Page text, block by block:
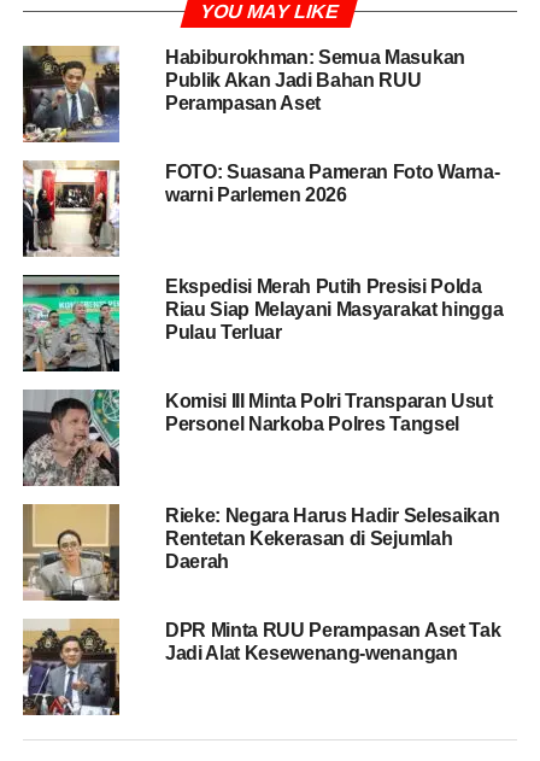
Ketua Komisi III DPR RI, Habiburokhman, menilai
penghentian sementara perkara diperlukan agar aparat
penegak hukum dapat fokus mempercepat penyelesaian
konflik agraria
melalui mekanisme kebijakan, termasuk
mendukung kerja Panitia Khusus Penyelesaian Konflik
Agraria DPR RI.
“Komisi III DPR RI meminta kepada Polri dan kejaksaan
untuk menghentikan sementara seluruh perkara tindak
kata Habiburokhman dalam keterangan yang diterima,
Selasa (19/5/2026).
BACA JUGA
DPR Tetapkan Pimpinan 13 Komisi,
PDIP Kuasai Posisi Paling Banyak
mendesak Kapolri memberi perlindungan kepada aktivis
agraria maupun masyarakat yang sedang
memperjuangkan hak atas tanah, terutama pada wilayah
“Khususnya pada kasus atau lokasi yang sedang dalam
penyelesaian, sesuai Surat Kepala Staf Kepresidenan RI
YOU MAY LIKE
Habiburokhman: Semua Masukan
Publik Akan Jadi Bahan RUU
Perampasan Aset
FOTO: Suasana Pameran Foto Warna-
warni Parlemen 2026
Ekspedisi Merah Putih Presisi Polda
Riau Siap Melayani Masyarakat hingga
Pulau Terluar
Komisi III Minta Polri Transparan Usut
Personel Narkoba Polres Tangsel
Rieke: Negara Harus Hadir Selesaikan
Rentetan Kekerasan di Sejumlah
Daerah
DPR Minta RUU Perampasan Aset Tak
Jadi Alat Kesewenang-wenangan